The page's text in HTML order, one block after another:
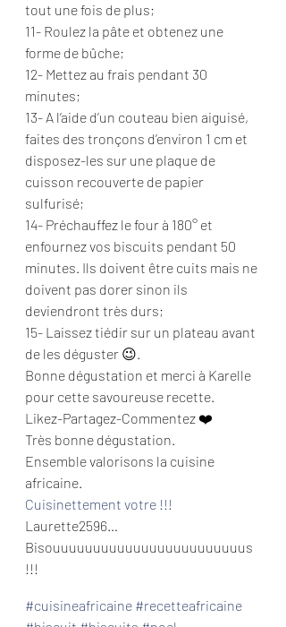
tout une fois de plus;
11- Roulez la pâte et obtenez une
forme de bûche;
12- Mettez au frais pendant 30
minutes;
13- A l’aide d’un couteau bien aiguisé,
faites des tronçons d’environ 1 cm et
disposez-les sur une plaque de
cuisson recouverte de papier
sulfurisé;
14- Préchauffez le four à 180° et
enfournez vos biscuits pendant 50
minutes. Ils doivent être cuits mais ne
doivent pas dorer sinon ils
deviendront très durs;
15- Laissez tiédir sur un plateau avant
de les déguster 😉.
Bonne dégustation et merci à Karelle
pour cette savoureuse recette.
Likez-Partagez-Commentez ❤️
Très bonne dégustation.
Ensemble valorisons la cuisine
africaine.
Cuisinettement votre !!!
Laurette2596…
Bisouuuuuuuuuuuuuuuuuuuuuuuus
!!!
#cuisineafricaine #recetteafricaine